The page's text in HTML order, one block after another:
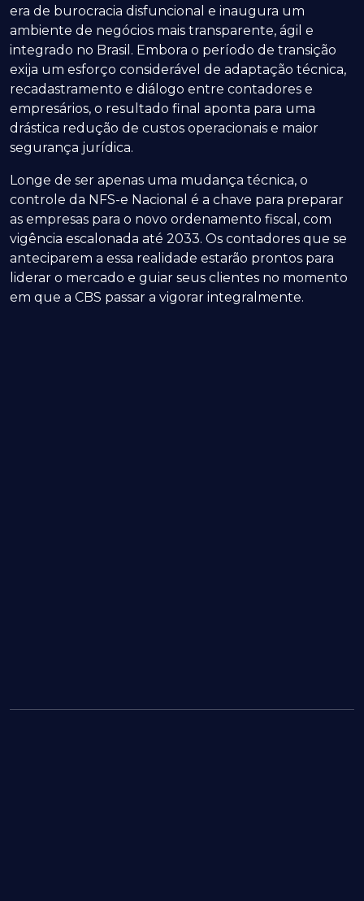
era de burocracia disfuncional e inaugura um
ambiente de negócios mais transparente, ágil e
integrado no Brasil. Embora o período de transição
exija um esforço considerável de adaptação técnica,
recadastramento e diálogo entre contadores e
empresários, o resultado final aponta para uma
drástica redução de custos operacionais e maior
segurança jurídica.
Longe de ser apenas uma mudança técnica, o
controle da NFS-e Nacional é a chave para preparar
as empresas para o novo ordenamento fiscal, com
vigência escalonada até 2033. Os contadores que se
anteciparem a essa realidade estarão prontos para
liderar o mercado e guiar seus clientes no momento
em que a CBS passar a vigorar integralmente.